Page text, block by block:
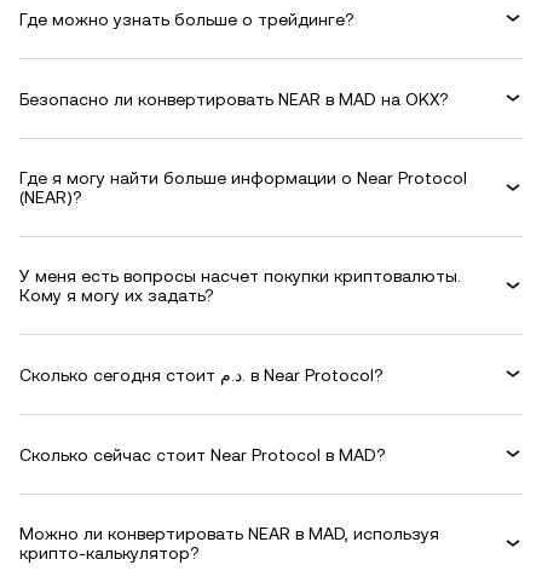
Где можно узнать больше о трейдинге?
Безопасно ли конвертировать NEAR в MAD на OKX?
Где я могу найти больше информации о Near Protocol
(NEAR)?
У меня есть вопросы насчет покупки криптовалюты.
Кому я могу их задать?
Сколько сегодня стоит د.م. в Near Protocol?
Сколько сейчас стоит Near Protocol в MAD?
Можно ли конвертировать NEAR в MAD, используя
крипто-калькулятор?